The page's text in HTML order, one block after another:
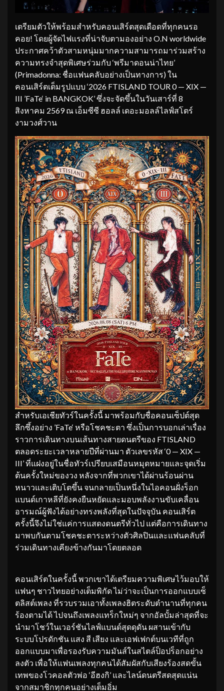
เตรียมตัวให้พร้อมสำหรับคอนเสิร์ตสุดเดือดที่ทุกคนรอ
คอย! โดยผู้จัดไฟแรงที่น่าจับตามองอย่าง O.N worldwide
ประกาศคว้าตัวสามหนุ่มมากความสามารถมาร่วมสร้าง
ความทรงจำสุดพิเศษร่วมกับ ‘พรีมาดอนน่าไทย’
(Primadonna: ชื่อแฟนคลับอย่างเป็นทางการ) ใน
คอนเสิร์ตเต็มรูปแบบ ‘2026 FTISLAND TOUR 0 — XIX —
III ’FaTe‘ in BANGKOK’ ซึ่งจะจัดขึ้นในวันเสาร์ที่ 8
สิงหาคม 2569 ณ เอ็มซีซี ฮอลล์ เดอะมอลล์ไลฟ์สโตร์
งามวงศ์วาน
สำหรับเอเชียทัวร์ในครั้งนี้ มาพร้อมกับชื่อคอนเซ็ปต์สุด
ลึกซึ้งอย่าง ’FaTe‘ หรือโชคชะตา ซึ่งเป็นการบอกเล่าเรื่อง
ราวการเดินทางบนเส้นทางสายดนตรีของ FTISLAND
ตลอดระยะเวลาหลายปีที่ผ่านมา ตัวเลขรหัส ‘0 — XIX —
III’ ที่แฝงอยู่ในชื่อทัวร์เปรียบเสมือนหมุดหมายและจุดเริ่ม
ต้นครั้งใหม่ของวง หลังจากที่พวกเขาได้ผ่านร้อนผ่าน
หนาวและเติบโตขึ้น จนกลายเป็นหนึ่งในไอคอนฝั่งร็อก
แบนด์เกาหลีที่ยังคงยืนหยัดและมอบพลังงานขับเคลื่อน
อารมณ์ผู้ฟังได้อย่างทรงพลังที่สุดในปัจจุบัน คอนเสิร์ต
ครั้งนี้จึงไม่ใช่แค่การแสดงดนตรีทั่วไป แต่คือการเดินทาง
มาพบกันตามโชคชะตาระหว่างตัวศิลปินและแฟนคลับที่
ร่วมเดินทางเคียงข้างกันมาโดยตลอด
คอนเสิร์ตในครั้งนี้ พวกเขาได้เตรียมความพิเศษไว้มอบให้
แฟนๆ ชาวไทยอย่างเต็มพิกัด ไม่ว่าจะเป็นการออกแบบเซ็
ตลิสต์เพลง ที่รวบรวมเอาทั้งเพลงฮิตระดับตำนานที่ทุกคน
ร้องตามได้ ไปจนถึงเพลงแทร็กใหม่ๆ จากอัลบั้มล่าสุดที่จะ
นำมาโชว์ในเวอร์ชันไลฟ์แบนด์สุดดุดัน ผสานเข้ากับ
ระบบโปรดักชัน แสง สี เสียง และเอฟเฟกต์บนเวทีที่ถูก
ออกแบบมาเพื่อรองรับความมันส์ในสไตล์ป็อปร็อกอย่าง
ลงตัว เพื่อให้แฟนเพลงทุกคนได้สัมผัสกับเสียงร้องสดขั้น
เทพของโวคอลตัวพ่อ ‘อีฮงกิ’ และไลน์ดนตรีสดสุดแน่น
จากสมาชิกทุกคนอย่างเต็มอิ่ม